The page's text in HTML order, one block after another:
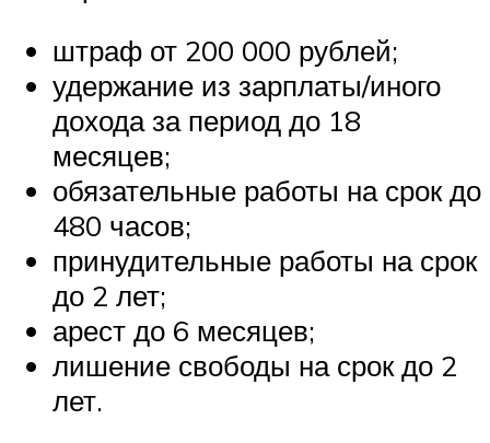
штраф от 200 000 рублей;
удержание из зарплаты/иного
дохода за период до 18
месяцев;
обязательные работы на срок до
480 часов;
принудительные работы на срок
до 2 лет;
арест до 6 месяцев;
лишение свободы на срок до 2
лет.